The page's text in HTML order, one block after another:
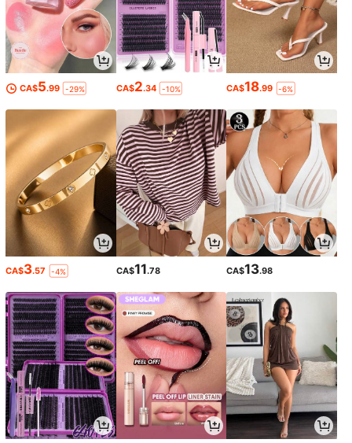
CA$5.99 -29% CA$2.34 -10% CA$18.99 -6%
CA$3.57 -4% CA$11.78 CA$13.98